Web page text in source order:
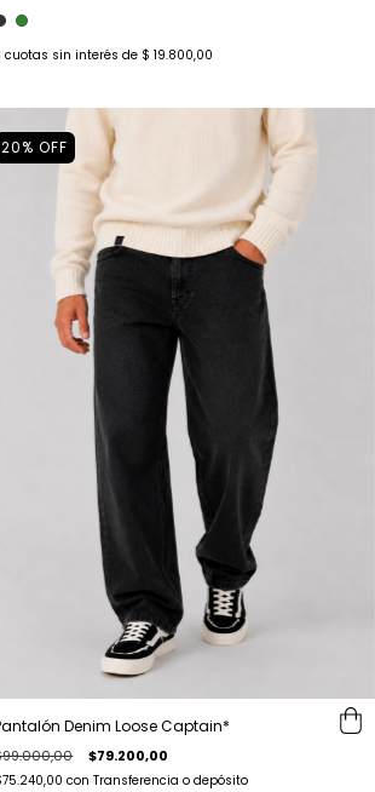
cuotas sin interés de $ 19.800,00
20%OFF
Denim Loose Captain*
$79.200,00
con Transferencia o depósito